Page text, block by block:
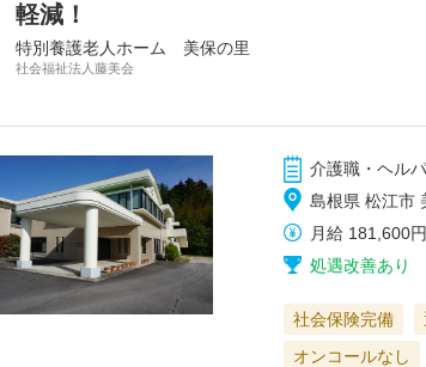
軽減！
特別養護老人ホーム 美保の里
社会福祉法人藤美会
介護職・ヘル
島根県 松江市
月給 181,600円
処遇改善あり
社会保険完備
オンコールなし